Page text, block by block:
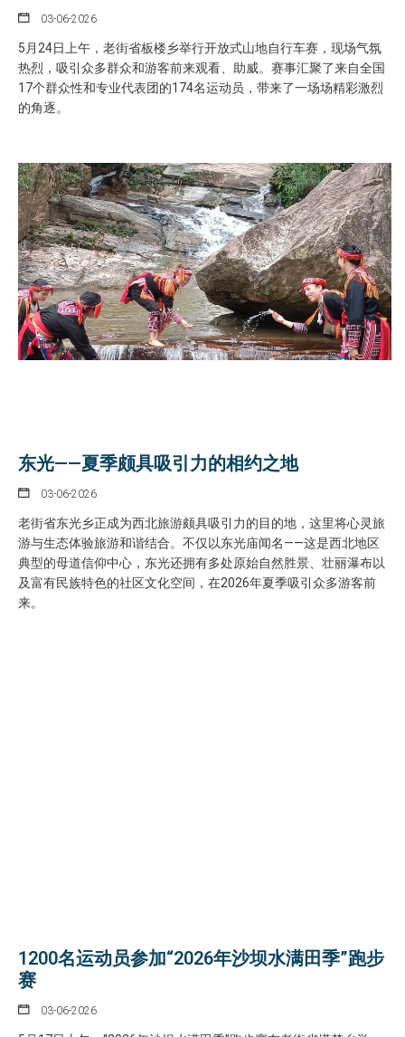
03-06-2026
5月24日上午，老街省板楼乡举行开放式山地自行车赛，现场气氛
热烈，吸引众多群众和游客前来观看、助威。赛事汇聚了来自全国
17个群众性和专业代表团的174名运动员，带来了一场场精彩激烈
的角逐。
东光——夏季颇具吸引力的相约之地
03-06-2026
老街省东光乡正成为西北旅游颇具吸引力的目的地，这里将心灵旅
游与生态体验旅游和谐结合。不仅以东光庙闻名——这是西北地区
典型的母道信仰中心，东光还拥有多处原始自然胜景、壮丽瀑布以
及富有民族特色的社区文化空间，在2026年夏季吸引众多游客前
来。
1200名运动员参加“2026年沙坝水满田季”跑步
赛
03-06-2026